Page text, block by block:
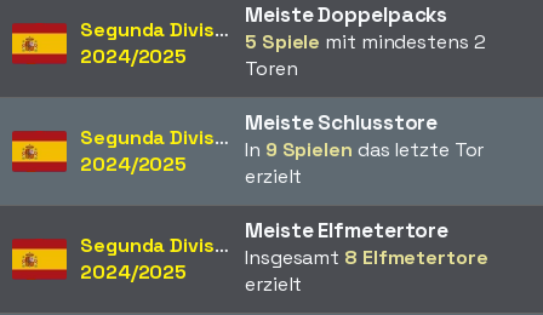
Segunda División
2024/2025
Meiste Doppelpacks
5 Spiele mit mindestens 2
Toren
Segunda División
2024/2025
Meiste Schlusstore
In 9 Spielen das letzte Tor
erzielt
Segunda División
2024/2025
Meiste Elfmetertore
Insgesamt 8 Elfmetertore
erzielt